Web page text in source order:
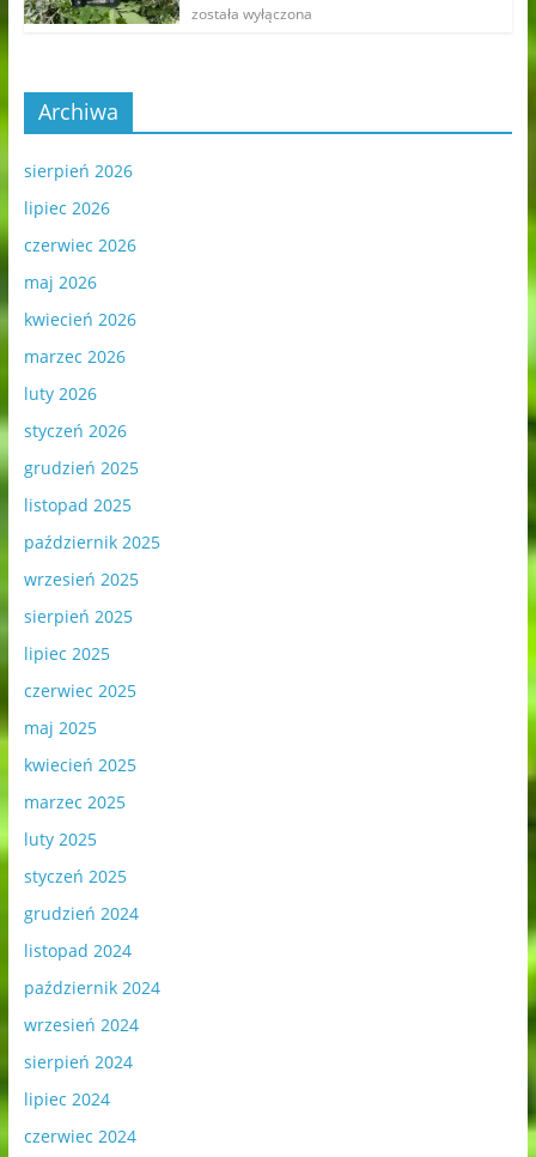
została wyłączona
Archiwa
sierpień 2026
lipiec 2026
czerwiec 2026
maj 2026
kwiecień 2026
marzec 2026
luty 2026
styczeń 2026
grudzień 2025
listopad 2025
październik 2025
wrzesień 2025
sierpień 2025
lipiec 2025
czerwiec 2025
maj 2025
kwiecień 2025
marzec 2025
luty 2025
styczeń 2025
grudzień 2024
listopad 2024
październik 2024
wrzesień 2024
sierpień 2024
lipiec 2024
czerwiec 2024